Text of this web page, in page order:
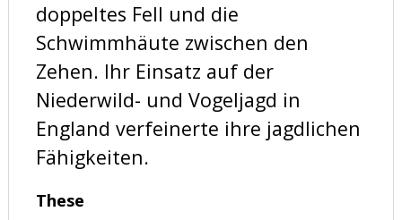
doppeltes Fell und die
Schwimmhäute zwischen den
Zehen. Ihr Einsatz auf der
Niederwild- und Vogeljagd in
England verfeinerte ihre jagdlichen
Fähigkeiten.
These